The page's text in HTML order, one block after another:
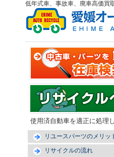
低年式車、事故車、廃車高価買
使用済自動車を適正に処理
リユースパーツのメリッ
リサイクルの流れ